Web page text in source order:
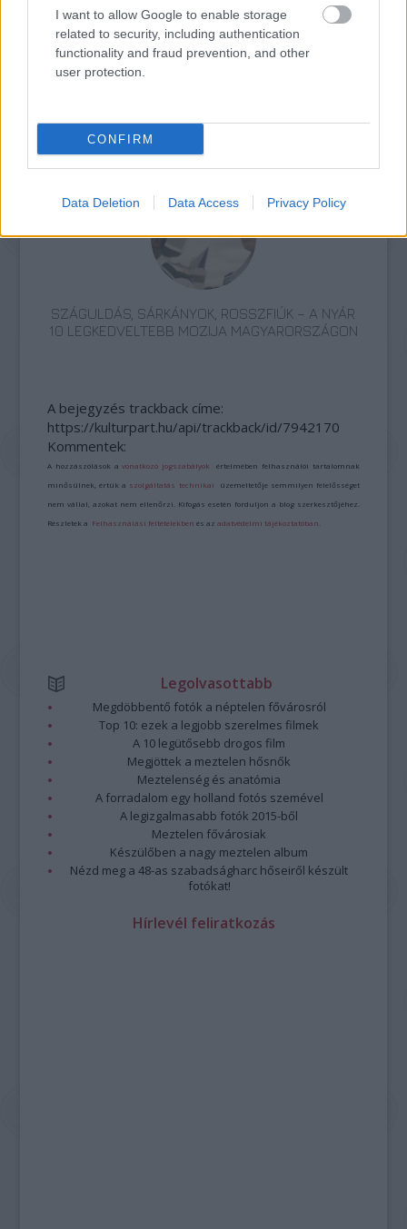
I want to allow Google to enable storage
related to security, including authentication
functionality and fraud prevention, and other
user protection.
CONFIRM
Data Deletion Data Access Privacy Policy
TERMÉSZETFELETTI ERŐK ÉS ELFELEDETT
TITKOK: ITT A SHELBY OAKS – A GONOSZ
NYOMÁBAN MAGYAR ELŐZETESE
SZÁGULDÁS, SÁRKÁNYOK, ROSSZFIÚK – A NYÁR
10 LEGKEDVELTEBB MOZIJA MAGYARORSZÁGON
A bejegyzés trackback címe:
https://kulturpart.hu/api/trackback/id/7942170
Kommentek:
A hozzászólások avonatkozó jogszabályok értelmében felhasználói tartalomnak
minősülnek, értük a szolgáltatás technikai üzemeltetője semmilyen felelősséget
nem vállal, azokat nem ellenőrzi. Kifogás esetén forduljon a blog szerkesztőjéhez.
Részletek a Felhasználási feltételekben és azadatvédelmi tájékoztatóban
Legolvasottabb
Megdöbbentő fotók a néptelen fővárosról
Top 10: ezek a legjobb szerelmes filmek
A 10 legütősebb drogos film
Megjöttek a meztelen hősnők
Meztelenség és anatómia
A forradalom egy holland fotós szemével
A legizgalmasabb fotók 2015-ből
Meztelen fővárosiak
Készülőben a nagy meztelen album
Nézd meg a 48-as szabadságharc hőseiről készült
fotókat!
Hírlevél feliratkozás